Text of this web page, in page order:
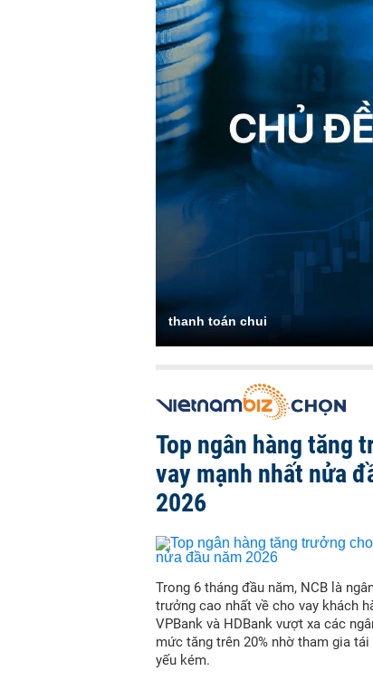
thanh toán chui
Top ngân hàng tăng
vay mạnh nhất nửa
2026
Trong 6 tháng đầu năm, NCB là
trưởng cao nhất về cho vay khách
VPBank và HDBank vượt xa các
mức tăng trên 20% nhờ tham gia
yếu kém.